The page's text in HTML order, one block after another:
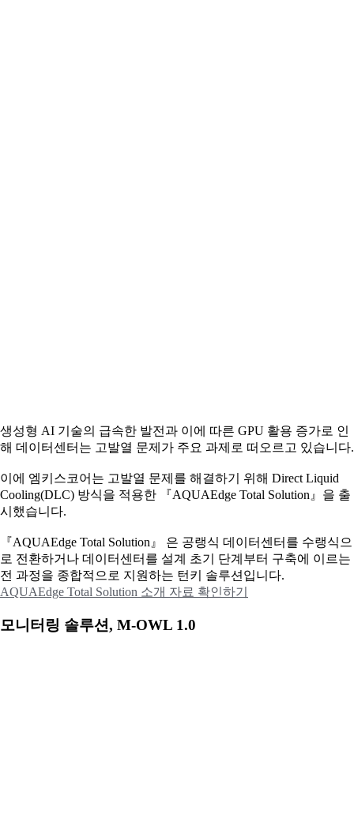
생성형 AI 기술의 급속한 발전과 이에 따른 GPU 활용 증가로 인
해 데이터센터는 고발열 문제가 주요 과제로 떠오르고 있습니다.
이에 엠키스코어는 고발열 문제를 해결하기 위해 Direct Liquid
Cooling(DLC) 방식을 적용한 『AQUAEdge Total Solution』을 출
시했습니다.
『AQUAEdge Total Solution』 은 공랭식 데이터센터를 수랭식으
로 전환하거나 데이터센터를 설계 초기 단계부터 구축에 이르는
전 과정을 종합적으로 지원하는 턴키 솔루션입니다.
AQUAEdge Total Solution 소개 자료 확인하기
모니터링 솔루션, M-OWL 1.0